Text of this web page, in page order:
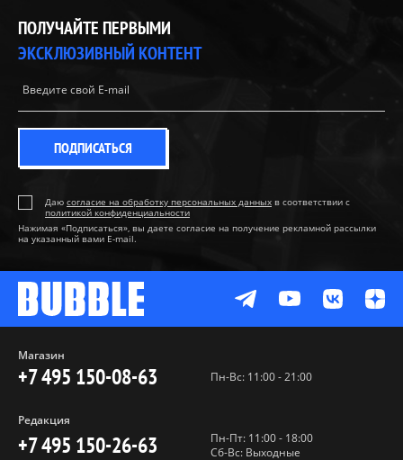
ПОЛУЧАЙТЕ ПЕРВЫМИ
ЭКСКЛЮЗИВНЫЙ КОНТЕНТ
ПОДПИСАТЬСЯ
Даю согласие на обработку персональных данных в соответствии с
политикой конфиденциальности
Нажимая «Подписаться», вы даете согласие на получение рекламной рассылки
на указанный вами E-mail.
Магазин
+7 495 150-08-63 Пн-Вс: 11:00 - 21:00
Редакция
+7 495 150-26-63
Пн-Пт: 11:00 - 18:00
Сб-Вс: Выходные